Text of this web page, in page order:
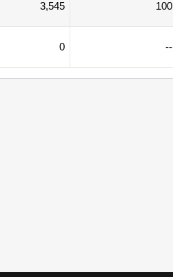
3,545 100
0 --